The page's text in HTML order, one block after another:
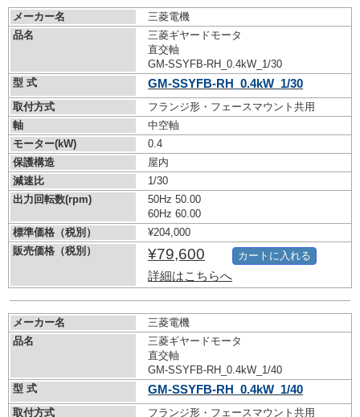
メーカー名
三菱電機
品名
三菱ギヤードモータ
直交軸
GM-SSYFB-RH_0.4kW_1/30
型 式
GM-SSYFB-RH_0.4kW_1/30
取付方式
フランジ形・フェースマウント共用
軸
中空軸
モーター(kW)
0.4
保護構造
屋内
減速比
1/30
出力回転数(rpm)
50Hz 50.00
60Hz 60.00
標準価格（税別）
¥204,000
販売価格（税別）
¥79,600
詳細はこちらへ
カートに入れる
メーカー名
三菱電機
品名
三菱ギヤードモータ
直交軸
GM-SSYFB-RH_0.4kW_1/40
型 式
GM-SSYFB-RH_0.4kW_1/40
取付方式 フランジ形・フェースマウント共用